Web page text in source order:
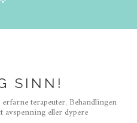
SINN!
terapeuter. Behandlingen
avspenning eller dypere